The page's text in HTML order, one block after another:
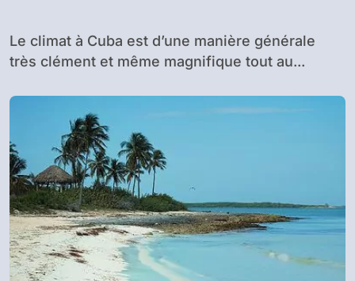
Le climat à Cuba est d’une manière générale
très clément et même magnifique tout au...